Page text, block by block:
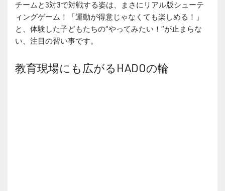
チームと3対3で対戦する姿は、まさにリアル版シューテ
ィングゲーム！「運動が得意じゃなくても楽しめる！」
と、体験した子どもたちの“やってみたい！”が止まらな
い、注目の習い事です。
教育現場にも広がるHADOの輪